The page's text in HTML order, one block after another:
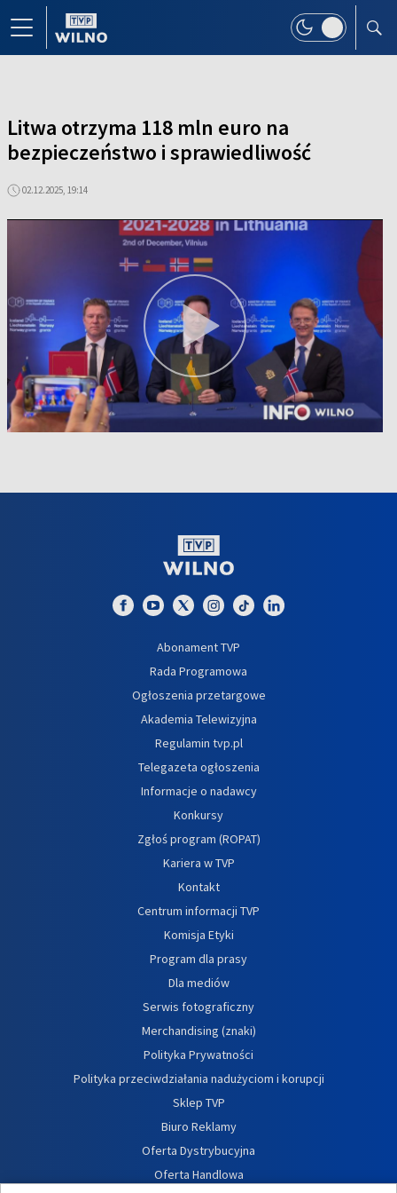
Litwa otrzyma 118 mln euro na
bezpieczeństwo i sprawiedliwość
02.12.2025, 19:14
Abonament TVP
Rada Programowa
Ogłoszenia przetargowe
Akademia Telewizyjna
Regulamin tvp.pl
Telegazeta ogłoszenia
Informacje o nadawcy
Konkursy
Zgłoś program (ROPAT)
Kariera w TVP
Kontakt
Centrum informacji TVP
Komisja Etyki
Program dla prasy
Dla mediów
Serwis fotograficzny
Merchandising (znaki)
Polityka Prywatności
Polityka przeciwdziałania nadużyciom i korupcji
Sklep TVP
Biuro Reklamy
Oferta Dystrybucyjna
Oferta Handlowa